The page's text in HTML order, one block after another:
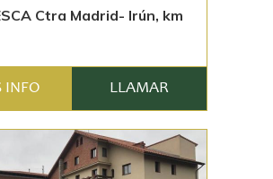
Ctra Madrid- Irún, km
INFO LLAMAR